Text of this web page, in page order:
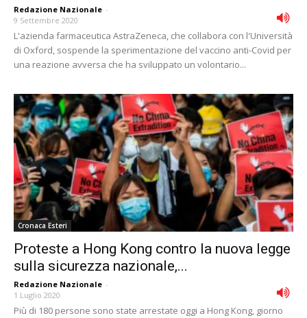
Redazione Nazionale -
9 Settembre 2020
L'azienda farmaceutica AstraZeneca, che collabora con l'Università
di Oxford, sospende la sperimentazione del vaccino anti-Covid per
una reazione avversa che ha sviluppato un volontario...
Cronaca Esteri
Proteste a Hong Kong contro la nuova legge
sulla sicurezza nazionale,...
Redazione Nazionale -
1 Luglio 2020
Più di 180 persone sono state arrestate oggi a Hong Kong, giorno